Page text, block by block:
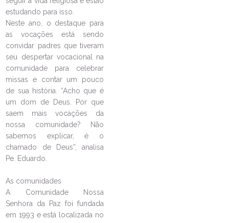
Pascom da Paróquia São João
Batista, no Fátima, abre
inscrições para o Workshop de
Comunicação
20/03/2026 Ouça a notícia
CATEGORIA
estudando para isso.
Neste ano, o destaque para
as vocações está sendo
convidar padres que tiveram
seu despertar vocacional na
comunidade para celebrar
missas e contar um pouco
de sua história. “Acho que é
um dom de Deus. Por que
saem mais vocações da
nossa comunidade? Não
sabemos explicar, é o
chamado de Deus”, analisa
Pe. Eduardo.
As comunidades
A Comunidade Nossa
Senhora da Paz foi fundada
em 1993 e está localizada no